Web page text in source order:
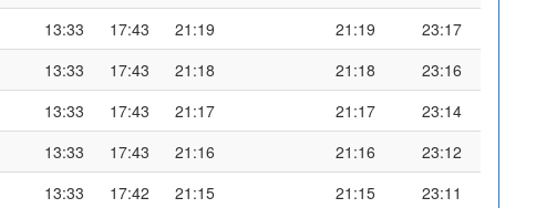
13:33 17:43 21:19 21:19
23:17
13:33 17:43 21:18 21:18
23:16
13:33 17:43 21:17 21:17
23:14
13:33 17:43 21:16 21:16
23:12
13:33 17:42 21:15 21:15
23:11